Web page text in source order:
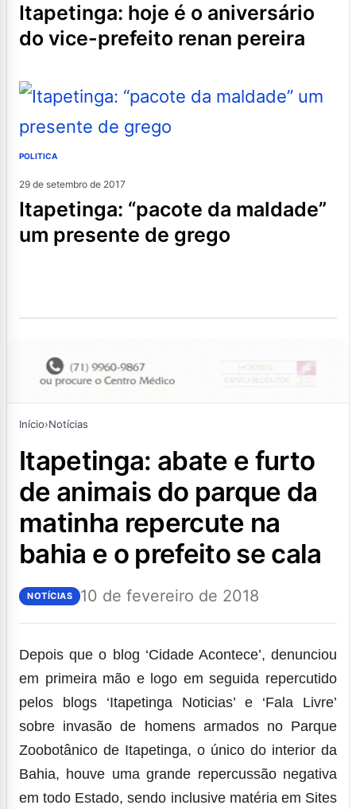
itapetinga: hoje é o aniversário
do vice-prefeito renan pereira
POLITICA
29 de setembro de 2017
itapetinga: “pacote da maldade”
um presente de grego
Início›Notícias
itapetinga: abate e furto
de animais do parque da
matinha repercute na
bahia e o prefeito se cala
NOTÍCIAS 10 de fevereiro de 2018
Depois que o blog ‘Cidade Acontece’, denunciou
em primeira mão e logo em seguida repercutido
pelos blogs ‘Itapetinga Noticias’ e ‘Fala Livre’
sobre invasão de homens armados no Parque
Zoobotânico de Itapetinga, o único do interior da
Bahia, houve uma grande repercussão negativa
em todo Estado, sendo inclusive matéria em Sites